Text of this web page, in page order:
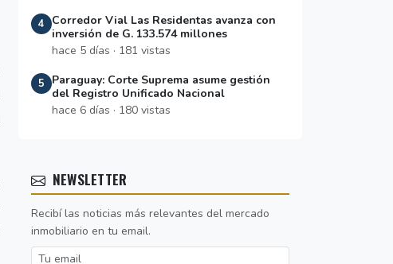
4
Corredor Vial Las Residentas avanza con
inversión de G. 133.574 millones
hace 5 días · 181 vistas
5
Paraguay: Corte Suprema asume gestión
del Registro Unificado Nacional
hace 6 días · 180 vistas
NEWSLETTER
Recibí las noticias más relevantes del mercado
inmobiliario en tu email.